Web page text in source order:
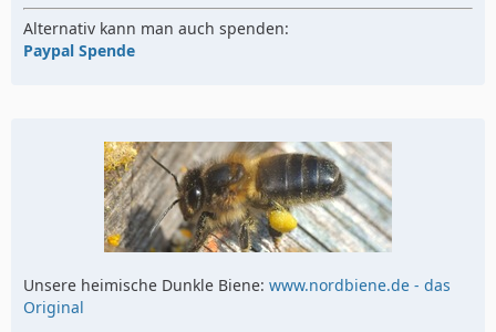
Alternativ kann man auch spenden:
Paypal Spende
Unsere heimische Dunkle Biene: www.nordbiene.de - das
Original